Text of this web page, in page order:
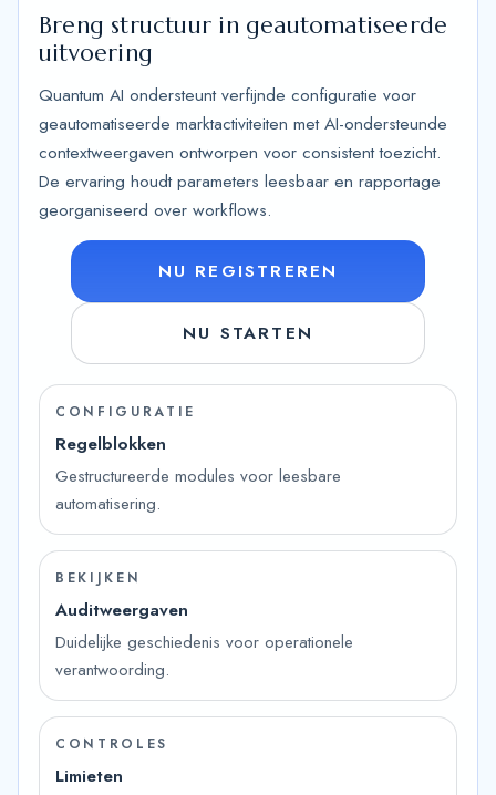
Breng structuur in geautomatiseerde
uitvoering
Quantum AI ondersteunt verfijnde configuratie voor
geautomatiseerde marktactiviteiten met AI-ondersteunde
contextweergaven ontworpen voor consistent toezicht.
De ervaring houdt parameters leesbaar en rapportage
georganiseerd over workflows.
NU REGISTREREN
NU STARTEN
CONFIGURATIE
Regelblokken
Gestructureerde modules voor leesbare
automatisering.
BEKIJKEN
Auditweergaven
Duidelijke geschiedenis voor operationele
verantwoording.
CONTROLES
Limieten